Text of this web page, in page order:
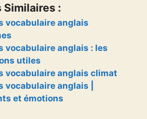
:
vocabulaire anglais
vocabulaire anglais : les
utiles
vocabulaire anglais climat
vocabulaire anglais |
et émotions